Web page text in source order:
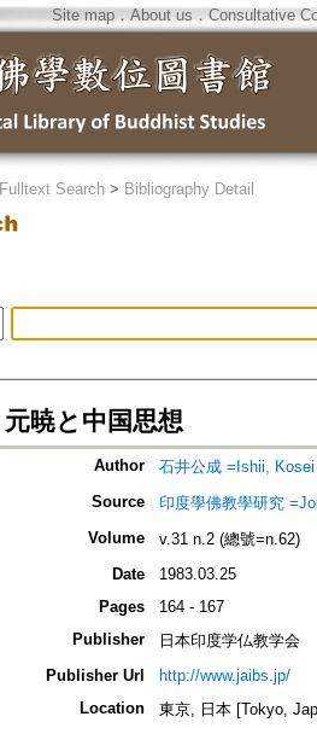
Site map．About us ． Consultative
Fulltext Search > Bibliography Detail
元暁と中国思想
Author
石井公成 =Ishii, Kosei
Source
印度學佛教學研究
Volume
v.31 n.2 (總號=n.62)
Date
1983.03.25
Pages
164 - 167
Publisher
日本印度学仏教学会
Publisher Url
http://www.jaibs.jp/
Location
東京, 日本 [Tokyo,